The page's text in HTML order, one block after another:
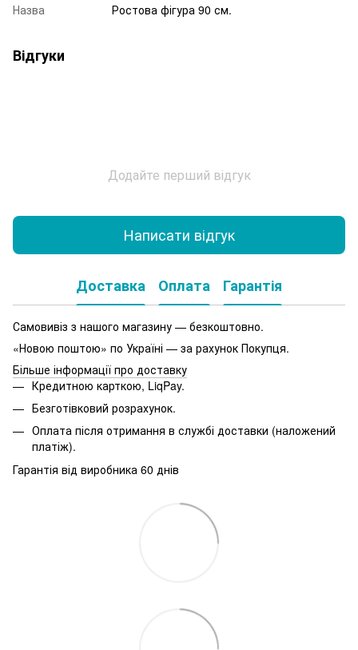
Назва Ростова фігура 90 см.
Відгуки
Додайте перший відгук
Написати відгук
Доставка Оплата Гарантія
Самовивіз з нашого магазину — безкоштовно.
«Новою поштою» по Україні — за рахунок Покупця.
Більше інформації про доставку
Кредитною карткою, LiqPay.
Безготівковий розрахунок.
Оплата після отримання в службі доставки (наложений
платіж).
Гарантія від виробника 60 днів